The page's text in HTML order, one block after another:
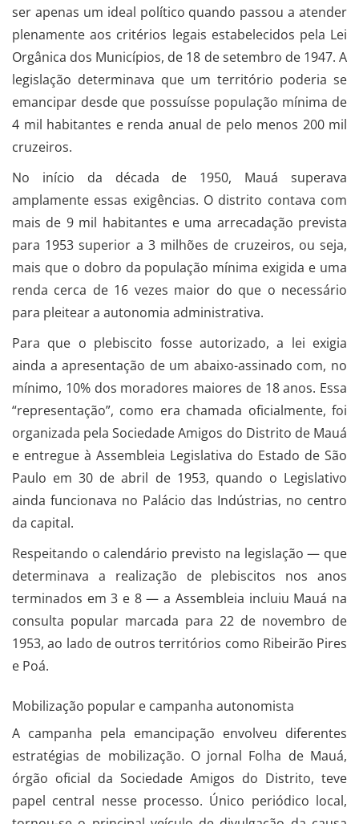
ser apenas um ideal político quando passou a atender
plenamente aos critérios legais estabelecidos pela Lei
Orgânica dos Municípios, de 18 de setembro de 1947. A
legislação determinava que um território poderia se
emancipar desde que possuísse população mínima de
4 mil habitantes e renda anual de pelo menos 200 mil
cruzeiros.
No início da década de 1950, Mauá superava
amplamente essas exigências. O distrito contava com
mais de 9 mil habitantes e uma arrecadação prevista
para 1953 superior a 3 milhões de cruzeiros, ou seja,
mais que o dobro da população mínima exigida e uma
renda cerca de 16 vezes maior do que o necessário
para pleitear a autonomia administrativa.
Para que o plebiscito fosse autorizado, a lei exigia
ainda a apresentação de um abaixo-assinado com, no
mínimo, 10% dos moradores maiores de 18 anos. Essa
“representação”, como era chamada oficialmente, foi
organizada pela Sociedade Amigos do Distrito de Mauá
e entregue à Assembleia Legislativa do Estado de São
Paulo em 30 de abril de 1953, quando o Legislativo
ainda funcionava no Palácio das Indústrias, no centro
da capital.
Respeitando o calendário previsto na legislação — que
determinava a realização de plebiscitos nos anos
terminados em 3 e 8 — a Assembleia incluiu Mauá na
consulta popular marcada para 22 de novembro de
1953, ao lado de outros territórios como Ribeirão Pires
e Poá.
Mobilização popular e campanha autonomista
A campanha pela emancipação envolveu diferentes
estratégias de mobilização. O jornal Folha de Mauá,
órgão oficial da Sociedade Amigos do Distrito, teve
papel central nesse processo. Único periódico local,